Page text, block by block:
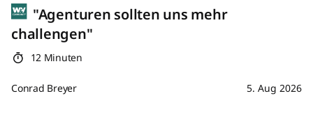
"Agenturen sollten uns mehr
challengen"
12 Minuten
Conrad Breyer 5. Aug 2026